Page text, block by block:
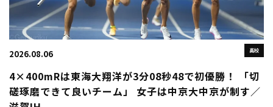
高校
2026.08.06
4×400mRは東海大翔洋が3分08秒48で初優勝！ 「切
磋琢磨できて良いチーム」 女子は中京大中京が制す／